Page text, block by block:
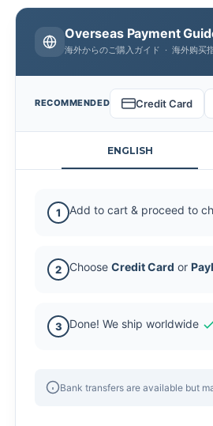
Overseas Payment
海外からのご購入ガイド · 海外购买
RECOMMENDED Credit Card
ENGLISH
1 Add to cart & proceed to
2 Choose Credit Card or
3 Done! We ship worldwide
Bank transfers are available but